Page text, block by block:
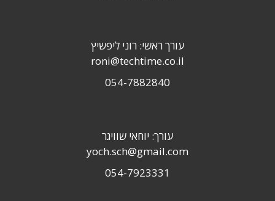
עורך ראשי: רוני ליפשיץ
roni@techtime.co.il
054-7882840
עורך: יוחאי שוויגר
yoch.sch@gmail.com
054-7923331